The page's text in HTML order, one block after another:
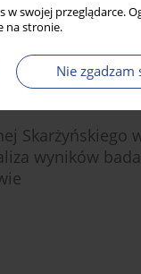
w swojej przeglądarce.
na stronie.
Nie zgadzam
Skarżyńskiego
wyników